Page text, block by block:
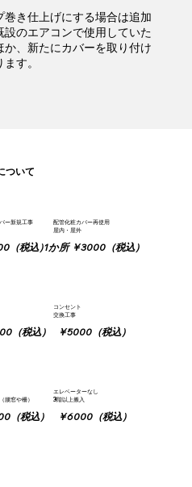
き仕上げにする場合は追加
のエアコンで使用していた
、新たにカバーを取り付け
す。
ー新規工事
（税込）
配管化粧カバー再使用
屋内・屋外
1か所 ￥3000（税込）
（税込）
コンセント
交換工事
￥5000（税込）
腰窓や柵）
（税込）
エレベーターなし
3階以上搬入
￥6000（税込）
ついて